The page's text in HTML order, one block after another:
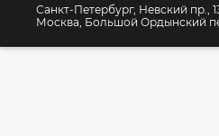
Санкт-Петербург, Невский пр.,
Москва, Большой Ордынский